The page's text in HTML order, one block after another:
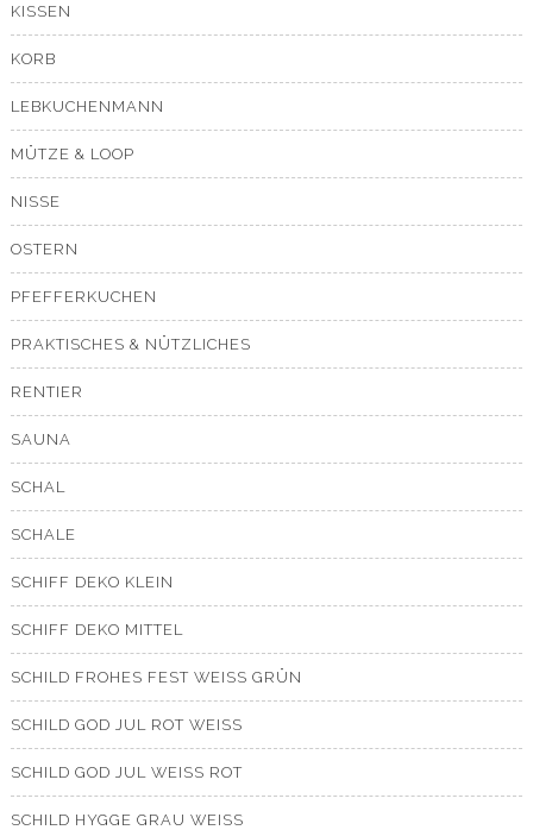
KISSEN
KORB
LEBKUCHENMANN
MÜTZE & LOOP
NISSE
OSTERN
PFEFFERKUCHEN
PRAKTISCHES & NÜTZLICHES
RENTIER
SAUNA
SCHAL
SCHALE
SCHIFF DEKO KLEIN
SCHIFF DEKO MITTEL
SCHILD FROHES FEST WEISS GRÜN
SCHILD GOD JUL ROT WEISS
SCHILD GOD JUL WEISS ROT
SCHILD HYGGE GRAU WEISS